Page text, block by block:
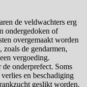
de veldwachters erg
ondergedoken of
overgemaakt worden
zoals de gendarmen,
vergoeding.
onderprefect. Soms
en beschadiging
geslikt worden.